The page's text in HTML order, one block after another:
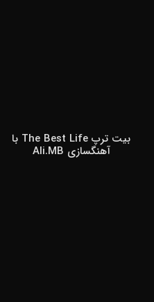
بیت ترپ The Best Life با
آهنگسازی Ali.MB